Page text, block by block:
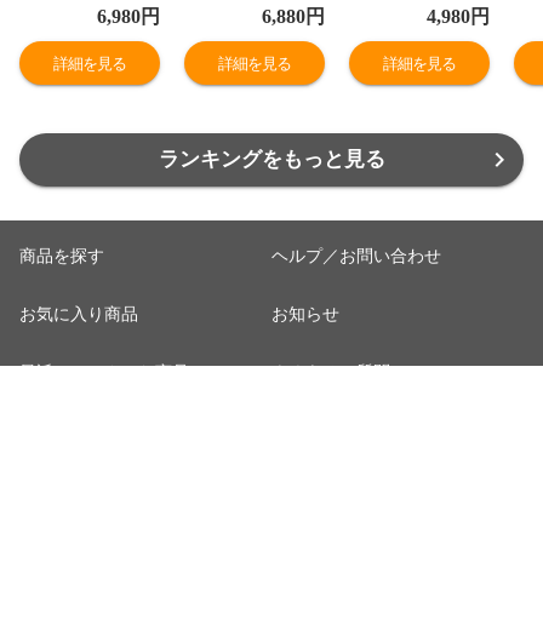
ド米 15kg 密封新
剤入り 米 お米
低温製法米 アイ
品]
6,980円
詳細を見る
ット 1個当たり
たっぷり135g 冷
凍食品 松屋牛丼
当店のイチオシ
6,880円
詳細を見る
袋） 密封新鮮パ
り 米 お米 低温
製法米 アイリス
4,980円
詳細を見る
ぶ
な
ランキングをもっと見る
商品を探す
お気に入り商品
ヘルプ／お問い合わせ
お知らせ